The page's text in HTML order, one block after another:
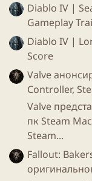
Diablo IV |
Gameplay
Diablo IV |
Score
Valve
Controller,
Valve
пк Steam
Steam...
Fallout: